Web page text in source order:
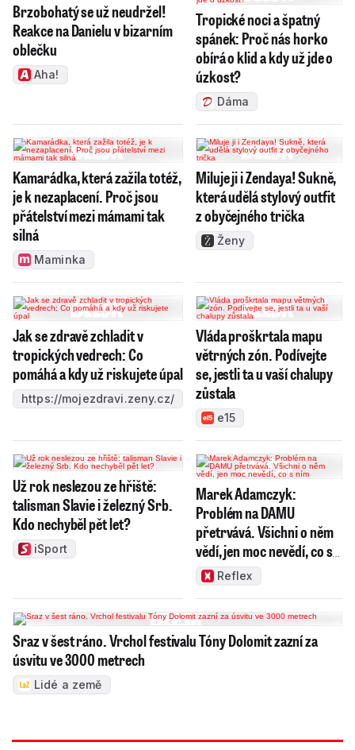
Brzobohatý se už neudržel!
Reakce na Danielu v bizarním
oblečku
Aha!
Tropické noci a špatný
spánek: Proč nás horko
obírá o klid a kdy už jde o
úzkost?
Dáma
Kamarádka, která zažila totéž,
je k nezaplacení. Proč jsou
přátelství mezi mámami tak
silná
Maminka
Miluje ji i Zendaya! Sukně,
která udělá stylový outfit
z obyčejného trička
Ženy
Jak se zdravě zchladit v
tropických vedrech: Co
pomáhá a kdy už riskujete úpal
https://mojezdravi.zeny.cz/
Vláda proškrtala mapu
větrných zón. Podívejte
se, jestli ta u vaší chalupy
zůstala
e15
Už rok neslezou ze hřiště:
talisman Slavie i železný Srb.
Kdo nechyběl pět let?
iSport
Marek Adamczyk:
Problém na DAMU
přetrvává. Všichni o něm
vědí, jen moc nevědí, co s
nímReflex
Sraz v šest ráno. Vrchol festivalu Tóny Dolomit zazní za
úsvitu ve 3000 metrech
Lidé a země